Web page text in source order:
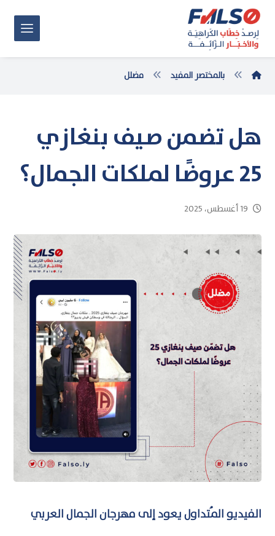
بالمختصر المفيد مضلل
هل تضمن صيف بنغازي
25 عروضًا لملكات الجمال؟
19 أغسطس، 2025
الفيديو المُتداول يعود إلى مهرجان الجمال العربي